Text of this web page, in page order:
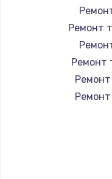
Ремонт
Ремонт
Ремонт
Ремонт
Ремонт
Ремонт
Ремонт